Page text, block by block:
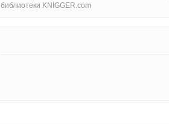
библиотеки KNIGGER.com